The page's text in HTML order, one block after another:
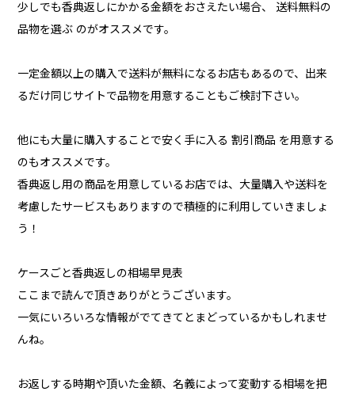
少しでも香典返しにかかる金額をおさえたい場合、 送料無料の
品物を選ぶ のがオススメです。
一定金額以上の購入で送料が無料になるお店もあるので、出来
るだけ同じサイトで品物を用意することもご検討下さい。
他にも大量に購入することで安く手に入る 割引商品 を用意する
のもオススメです。
香典返し用の商品を用意しているお店では、大量購入や送料を
考慮したサービスもありますので積極的に利用していきましょ
う！
ケースごと香典返しの相場早見表
ここまで読んで頂きありがとうございます。
一気にいろいろな情報がでてきてとまどっているかもしれませ
んね。
お返しする時期や頂いた金額、名義によって変動する相場を把